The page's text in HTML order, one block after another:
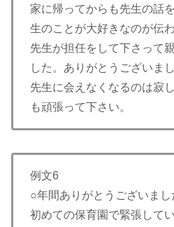
家に帰ってからも先生の話
生のことが大好きなのが伝
先生が担任をして下さって
した。ありがとうございまし
先生に会えなくなるのは寂
も頑張って下さい。
例文6
○年間ありがとうございまし
初めての保育園で緊張して